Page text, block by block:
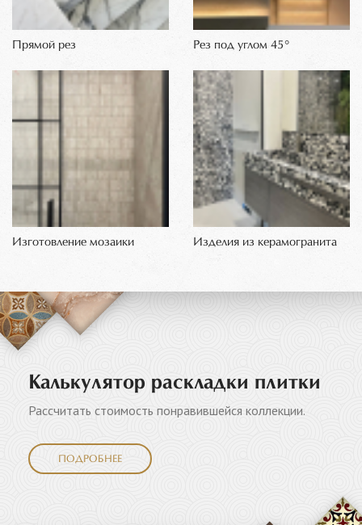
Прямой рез Рез под углом 45°
Изготовление мозаики Изделия из керамогранита
Калькулятор раскладки плитки
Рассчитать стоимость понравившейся коллекции.
ПОДРОБНЕЕ